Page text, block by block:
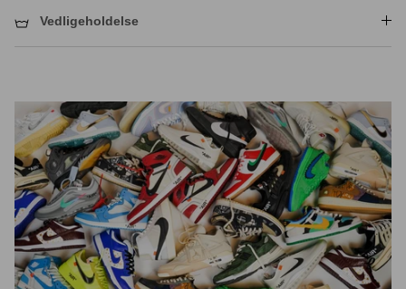
Vedligeholdelse